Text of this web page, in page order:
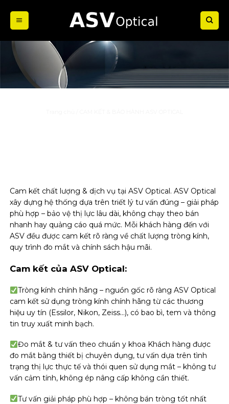
qua
dung
Cam kết chất lượng & dịch vụ tại ASV Optical. ASV Optical
xây dựng hệ thống dựa trên triết lý tư vấn đúng – giải pháp
phù hợp – bảo vệ thị lực lâu dài, không chạy theo bán
nhanh hay quảng cáo quá mức. Mỗi khách hàng đến với
ASV đều được cam kết rõ ràng về chất lượng tròng kính,
quy trình đo mắt và chính sách hậu mãi.
Cam kết của ASV Optical:
Tròng kính chính hãng – nguồn gốc rõ ràng ASV Optical
cam kết sử dụng tròng kính chính hãng từ các thương
hiệu uy tín (Essilor, Nikon, Zeiss…), có bao bì, tem và thông
tin truy xuất minh bạch.
Đo mắt & tư vấn theo chuẩn y khoa Khách hàng được
đo mắt bằng thiết bị chuyên dụng, tư vấn dựa trên tình
trạng thị lực thực tế và thói quen sử dụng mắt – không tư
vấn cảm tính, không ép nâng cấp không cần thiết.
Tư vấn giải pháp phù hợp – không bán tròng tốt nhất